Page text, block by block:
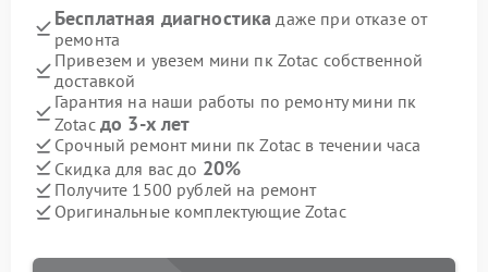
Бесплатная диагностика даже при отказе от
ремонта
Привезем и увезем мини пк Zotac собственной
доставкой
Гарантия на наши работы по ремонту мини пк
Zotac до 3-х лет
Срочный ремонт мини пк Zotac в течении часа
Скидка для вас до 20%
Получите 1500 рублей на ремонт
Оригинальные комплектующие Zotac